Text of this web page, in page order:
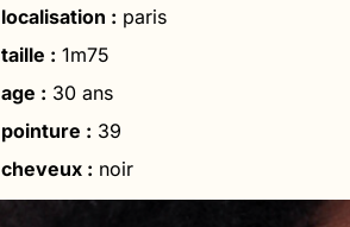
localisation : paris
taille : 1m75
age : 30 ans
pointure : 39
cheveux : noir